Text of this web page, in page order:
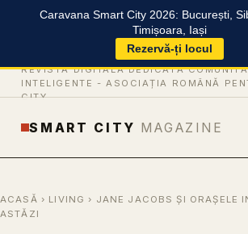
Caravana Smart City 2026: București,
Timișoara, Iași
Rezervă-ți locul
REVISTĂ DIGITALĂ DEDICATĂ
INTELIGENTE - ASOCIAȚIA ROMÂNĂ
CITY
SMART CITY MAGAZINE
ACASĂ › LIVING › JANE JACOBS ȘI ORAȘELE
ASTĂZI